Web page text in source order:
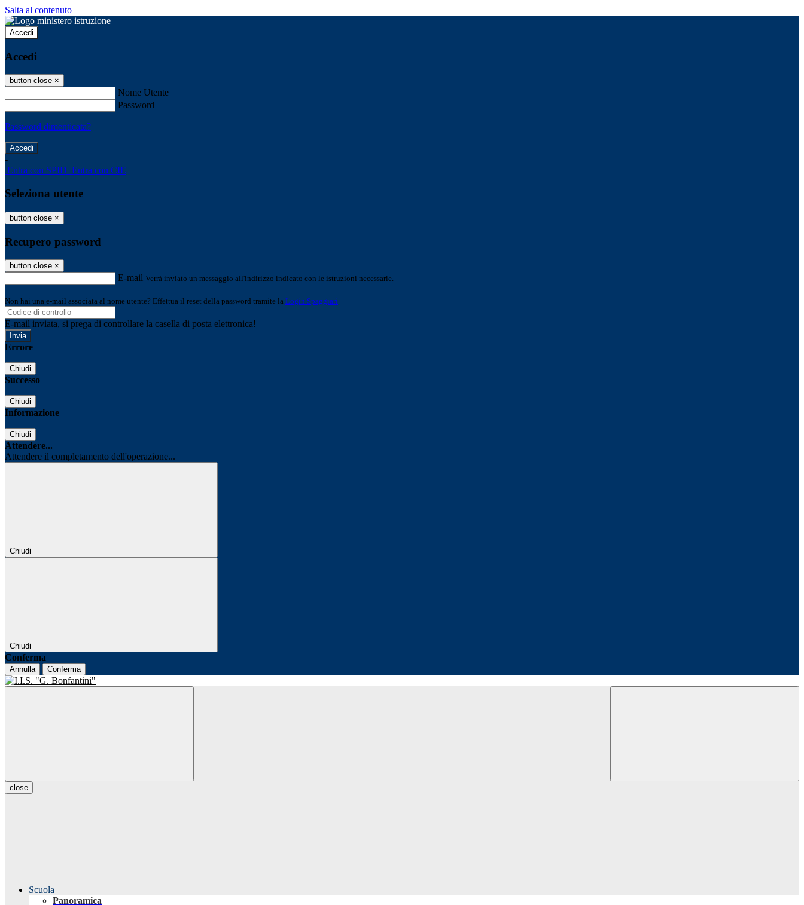
Salta al contenuto
Accedi
Accedi
button close ×
Nome Utente
Password
Password dimenticata?
-
Entra con SPID Entra con CIE
Seleziona utente
button close ×
Recupero password
button close ×
E-mail Verrà inviato un messaggio all'indirizzo indicato con le istruzioni necessarie.
Non hai una e-mail associata al nome utente? Effettua il reset della password tramite la Login Spaggiari
E-mail inviata, si prega di controllare la casella di posta elettronica!
Errore
Chiudi
Successo
Chiudi
Informazione
Chiudi
Attendere...
Attendere il completamento dell'operazione...
Chiudi
Chiudi
Conferma
Annulla Conferma
close
Scuola
Panoramica